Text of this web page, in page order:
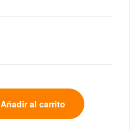
Añadir al carrito